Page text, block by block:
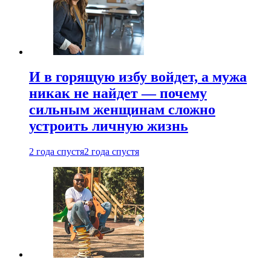
И в горящую избу войдет, а мужа
никак не найдет — почему
сильным женщинам сложно
устроить личную жизнь
2 года спустя2 года спустя